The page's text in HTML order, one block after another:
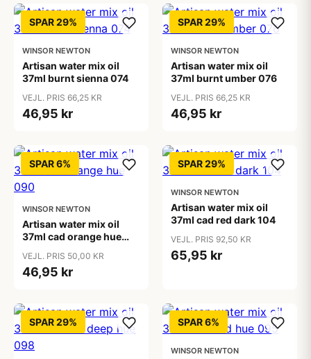
SPAR 29%
WINSOR NEWTON
Artisan water mix oil
37ml burnt sienna 074
VEJL. PRIS 66,25 KR
46,95 kr
SPAR 29%
WINSOR NEWTON
Artisan water mix oil
37ml burnt umber 076
VEJL. PRIS 66,25 KR
46,95 kr
SPAR 6%
WINSOR NEWTON
Artisan water mix oil
37ml cad orange hue
VEJL. PRIS 50,00 KR
46,95 kr
SPAR 29%
WINSOR NEWTON
Artisan water mix oil
37ml cad red dark 104
VEJL. PRIS 92,50 KR
65,95 kr
SPAR 29% SPAR 6%
WINSOR NEWTON